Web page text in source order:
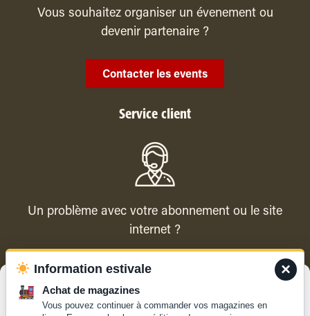
Pour offrir les meilleures expériences, nous utilisons des technologies
Vous souhaitez organiser un évenement ou
devenir partenaire ?
Contacter les events
Service client
Un problème avec votre abonnement ou le site
internet ?
Contacter le service client ×
Information estivale
Achat de magazines
Vous pouvez continuer à commander vos magazines en